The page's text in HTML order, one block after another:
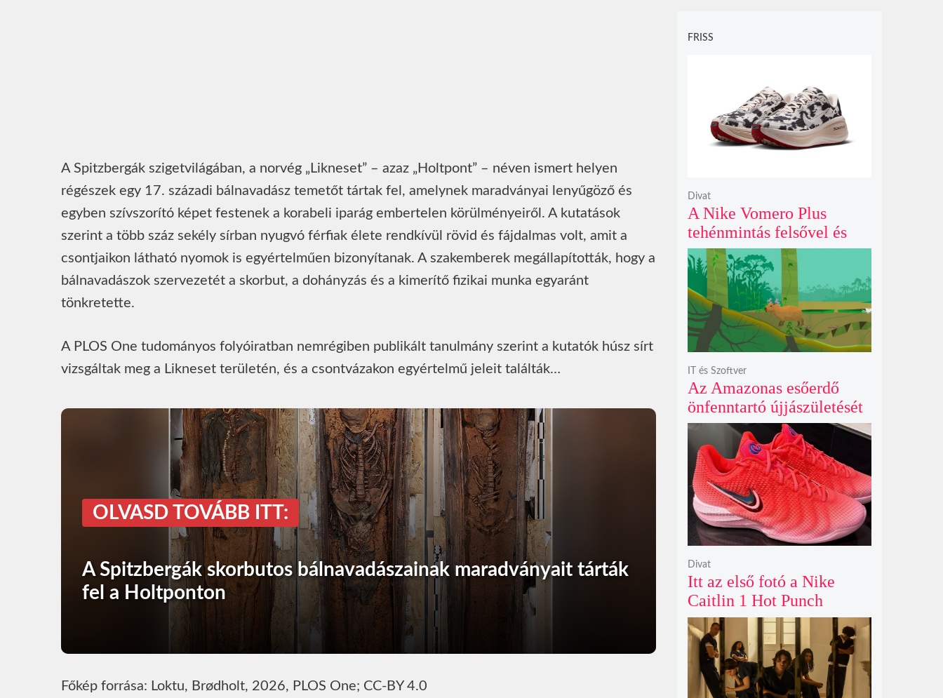
A Spitzbergák szigetvilágában, a norvég „Likneset” – azaz „Holtpont” – néven ismert helyen
régészek egy 17. századi bálnavadász temetőt tártak fel, amelynek maradványai lenyűgöző és
egyben szívszorító képet festenek a korabeli iparág embertelen körülményeiről. A kutatások
szerint a több száz sekély sírban nyugvó férfiak élete rendkívül rövid és fájdalmas volt, amit a
csontjaikon látható nyomok is egyértelműen bizonyítanak. A szakemberek megállapították, hogy a
bálnavadászok szervezetét a skorbut, a dohányzás és a kimerítő fizikai munka egyaránt
tönkretette.
A PLOS One tudományos folyóiratban nemrégiben publikált tanulmány szerint a kutatók húsz sírt
vizsgáltak meg a Likneset területén, és a csontvázakon egyértelmű jeleit találták…
OLVASD TOVÁBB ITT:
A Spitzbergák skorbutos bálnavadászainak maradványait tárták
fel a Holtponton
Főkép forrása: Loktu, Brødholt, 2026, PLOS One; CC-BY 4.0
FRISS
A Nike Vomero Plus
tehénmintás felsővel és
vitorlavászon póniló
Swoosh-sal legelészik a
reflektorfényben
Divat
Az Amazonas esőerdő
önfenntartó újjászületését
szimuláló Polyzonia friss
szemléletet hoz az
ökológiai játékok világába
IT és Szoftver
Itt az első fotó a Nike
Caitlin 1 Hot Punch
cipőjéről brutálisan ütős
színben
Divat